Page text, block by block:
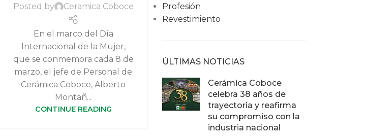
Posted by Ceramica Coboce
En el marco del Día
Internacional de la Mujer,
que se conmemora cada 8 de
marzo, el jefe de Personal de
Cerámica Coboce, Alberto
Montañ...
CONTINUE READING
Profesión
Revestimiento
ÚLTIMAS NOTICIAS
Cerámica Coboce
celebra 38 años de
trayectoria y reafirma
su compromiso con la
industria nacional